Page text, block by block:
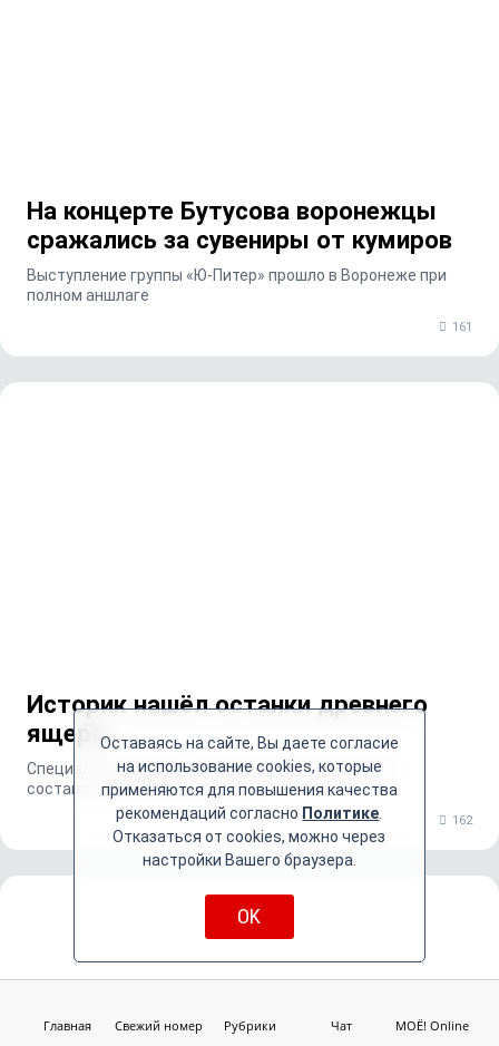
На концерте Бутусова воронежцы
сражались за сувениры от кумиров
Выступление группы «Ю-Питер» прошло в Воронеже при
полном аншлаге
161
Историк нашёл останки древнего
ящера
Специалист уверяет, что возраст находки может
составлять 250 миллионов лет
162
Главная Свежий номер Рубрики Чат МОЁ! Online
Оставаясь на сайте, Вы даете согласие
на использование cookies, которые
применяются для повышения качества
рекомендаций согласно Политике
Отказаться от cookies, можно через
настройки Вашего браузера.
OK